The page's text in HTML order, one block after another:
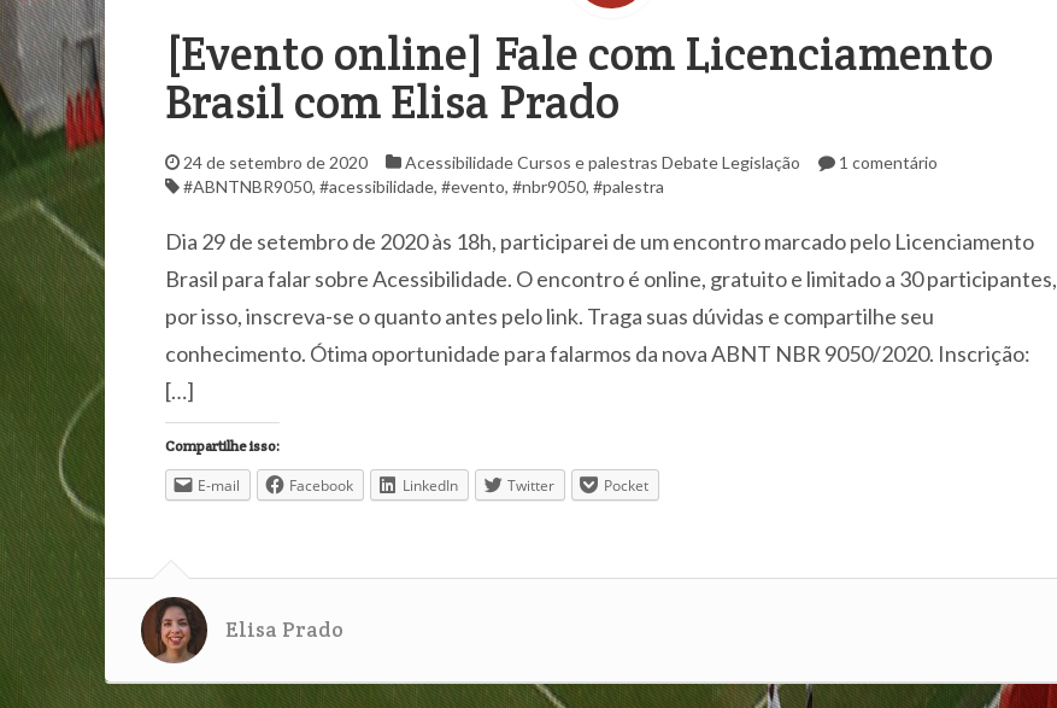
[Evento online] Fale com Licenciamento
Brasil com Elisa Prado
24 de setembro de 2020 AcessibilidadeCursos e palestras DebateLegislação
1 comentário
#ABNTNBR9050, #acessibilidade, #evento, #nbr9050, #palestra
Dia 29 de setembro de 2020 às 18h, participarei de um encontro marcado pelo Licenciamento
Brasil para falar sobre Acessibilidade. O encontro é online, gratuito e limitado a 30 participantes,
por isso, inscreva-se o quanto antes pelo link. Traga suas dúvidas e compartilhe seu
conhecimento. Ótima oportunidade para falarmos da nova ABNT NBR 9050/2020. Inscrição:
[…]
Compartilhe isso:
E-mail Facebook LinkedIn Twitter Pocket
Elisa Prado